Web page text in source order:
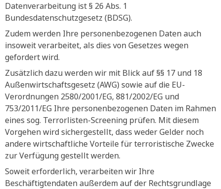
Datenverarbeitung ist § 26 Abs. 1
Bundesdatenschutzgesetz (BDSG).
Zudem werden Ihre personenbezogenen Daten auch
insoweit verarbeitet, als dies von Gesetzes wegen
gefordert wird.
Zusätzlich dazu werden wir mit Blick auf §§ 17 und 18
Außenwirtschaftsgesetz (AWG) sowie auf die EU-
Verordnungen 2580/2001/EG, 881/2002/EG und
753/2011/EG Ihre personenbezogenen Daten im Rahmen
eines sog. Terrorlisten-Screening prüfen. Mit diesem
Vorgehen wird sichergestellt, dass weder Gelder noch
andere wirtschaftliche Vorteile für terroristische Zwecke
zur Verfügung gestellt werden.
Soweit erforderlich, verarbeiten wir Ihre
Beschäftigtendaten außerdem auf der Rechtsgrundlage